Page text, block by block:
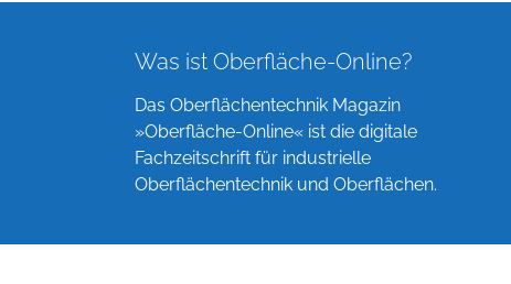
Was ist Oberfläche-Online?
Das Oberflächentechnik Magazin
»Oberfläche-Online« ist die digitale
Fachzeitschrift für industrielle
Oberflächentechnik und Oberflächen.